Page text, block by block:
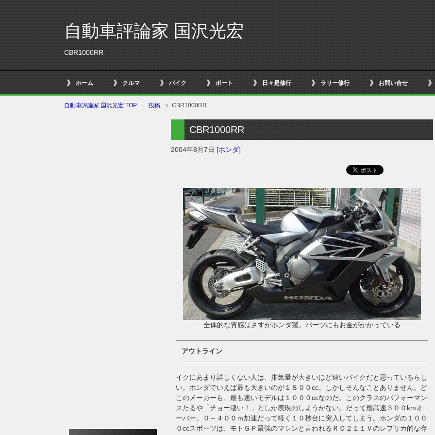
自動車評論家 国沢光宏
CBR1000RR
ホーム クルマ バイク ボート 日々是修行 ラリー修行 お問い合せ
自動車評論家 国沢光宏 TOP 投稿 CBR1000RR
CBR1000RR
2004年8月7日 [ホンダ]
全体的な質感はさすがホンダ製。パーツにもお金がかかっている
アウトライン
イクにあまり詳しくない人は、排気量が大きいほど速いバイクだと思っているらし
い。ホンダでいえば最も大きいのが１８００cc。しかしそんなことありません。ど
このメーカーも、最も速いモデルは１０００ccなのだ。このクラスのパフォーマン
スたるや「チョー凄い！」としか表現のしようがない。だって最高速３００kmオ
ーバー。０～４００ｍ加速だって軽く１０秒台に突入してしまう。ホンダの１００
０ccスポーツは、モトＧＰ最強のマシンと言われるＲＣ２１１Ｖのレプリカ的な存